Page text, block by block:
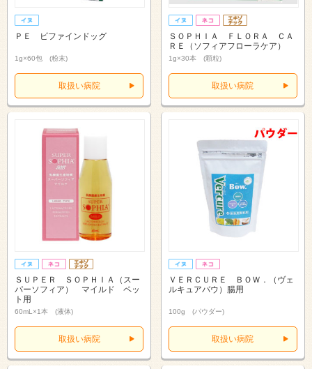
ＰＥ ビファインドッグ
1g×60包 (粉末)
取扱い病院
ＳＯＰＨＩＡ ＦＬＯＲＡ ＣＡ
ＲＥ（ソフィアフローラケア）
1g×30本 (顆粒)
取扱い病院
ＳＵＰＥＲ ＳＯＰＨＩＡ（スー
パーソフィア） マイルド ペッ
ト用
60mL×1本 (液体)
取扱い病院
ＶＥＲＣＵＲＥ ＢＯＷ．（ヴェ
ルキュアバウ）腸用
100g (パウダー)
取扱い病院